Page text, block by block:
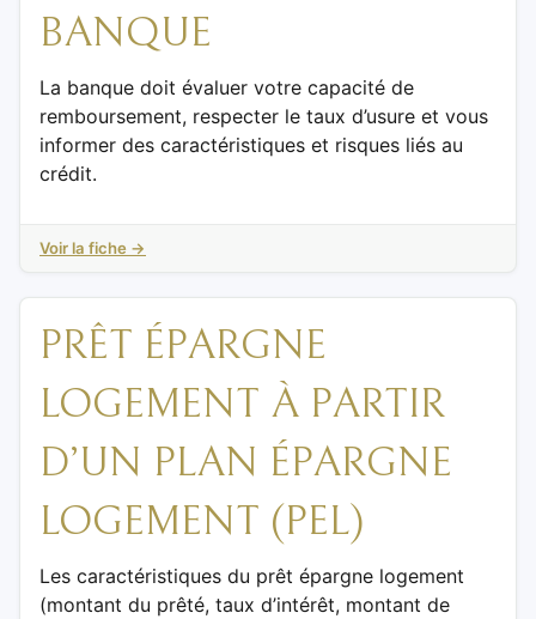
BANQUE
La banque doit évaluer votre capacité de
remboursement, respecter le taux d’usure et vous
informer des caractéristiques et risques liés au
crédit.
Voir la fiche →
PRÊT ÉPARGNE
LOGEMENT À PARTIR
D’UN PLAN ÉPARGNE
LOGEMENT (PEL)
Les caractéristiques du prêt épargne logement
(montant du prêté, taux d’intérêt, montant de